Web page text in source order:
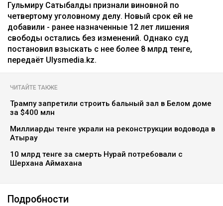
Гульмиру Сатыбалды признали виновной по
четвертому уголовному делу. Новый срок ей не
добавили - ранее назначенные 12 лет лишения
свободы остались без изменений. Однако суд
постановил взыскать с нее более 8 млрд тенге,
передаёт Ulysmedia.kz.
ЧИТАЙТЕ ТАКЖЕ
Трампу запретили строить бальный зал в Белом доме
за $400 млн
Миллиарды тенге украли на реконструкции водовода в
Атырау
10 млрд тенге за смерть Нурай потребовали с
Шерхана Аймахана
Подробности